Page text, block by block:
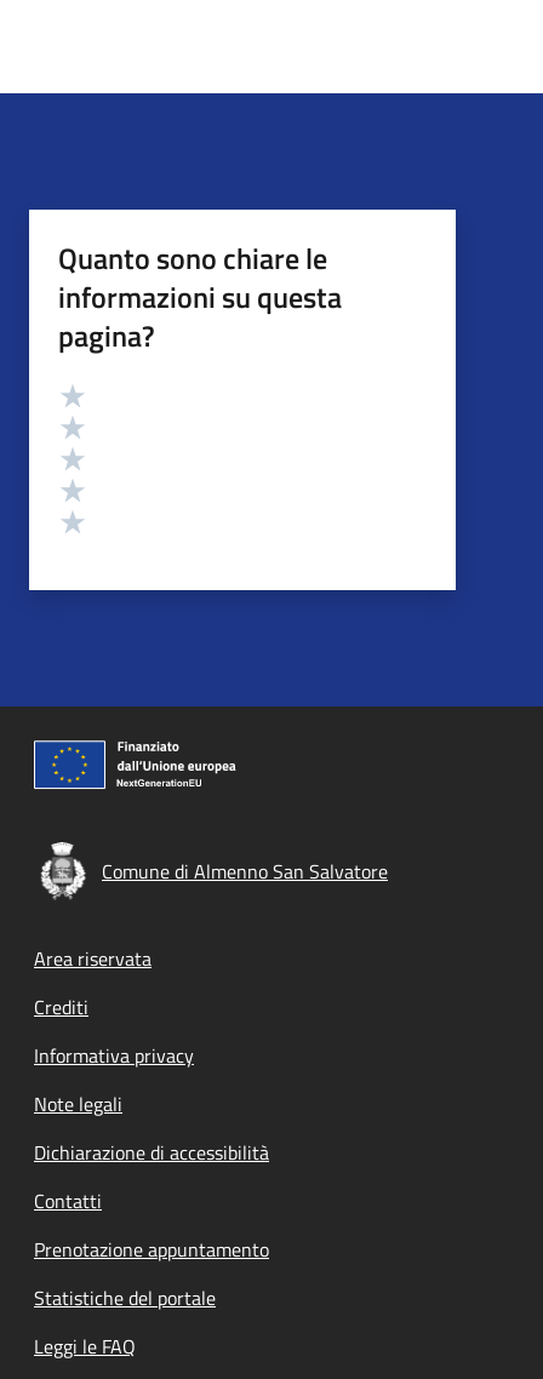
Quanto sono chiare le
informazioni su questa
pagina?
Valutazione
Comune di Almenno San Salvatore
Footer menu
Area riservata
Crediti
Informativa privacy
Note legali
Dichiarazione di accessibilità
Contatti
Prenotazione appuntamento
Statistiche del portale
Leggi le FAQ